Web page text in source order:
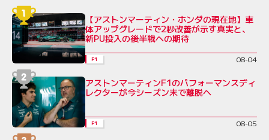
【アストンマーティン・ホンダの現在地】車
体アップグレードで2秒改善が示す真実と、
新PU投入の後半戦への期待
F1 08-04
アストンマーティンF1のパフォーマンスディ
レクターが今シーズン末で離脱へ
F1 08-05